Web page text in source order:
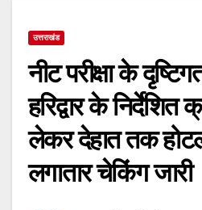
उत्तराखंड
नीट परीक्षा के
हरिद्वार के
लेकर देहात तक
लगातार चेकिंग जारी